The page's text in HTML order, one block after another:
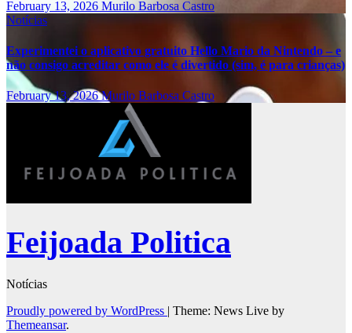
February 13, 2026 Murilo Barbosa Castro
Notícias
Experimentei o aplicativo gratuito Hello Mario da Nintendo – e
não consigo acreditar como ele é divertido (sim, é para crianças)
February 13, 2026Murilo Barbosa Castro
Feijoada Politica
Notícias
Proudly powered by WordPress | Theme: News Live by
Themeansar.